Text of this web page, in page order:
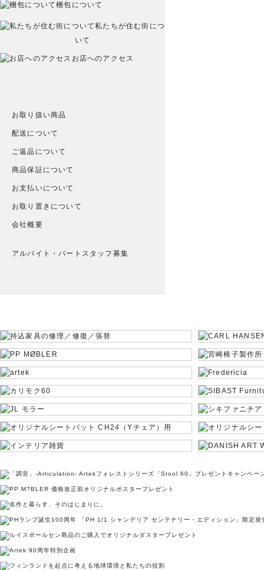
梱包について
私たちが住む街につ
いて
お店へのアクセス
お取り扱い商品
配送について
ご返品について
商品保証について
お支払いについて
お取り置きについて
会社概要
アルバイト・パートスタッフ募集